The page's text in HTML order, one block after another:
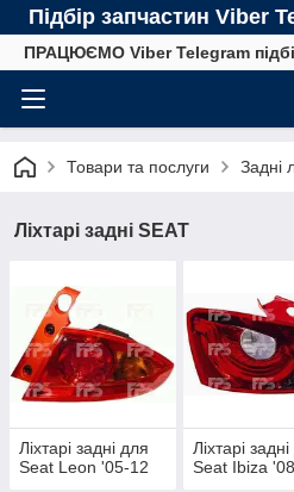
Підбір запчастин Viber
ПРАЦЮЄМО Viber Telegram
Товари та послуги Задні
Ліхтарі задні SEAT
Ліхтарі задні для
Seat Leon '05-12
Ліхтарі
Seat Ibiza